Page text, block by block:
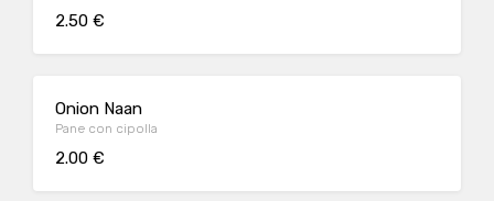
2.50 €
Onion Naan
Pane con cipolla
2.00 €